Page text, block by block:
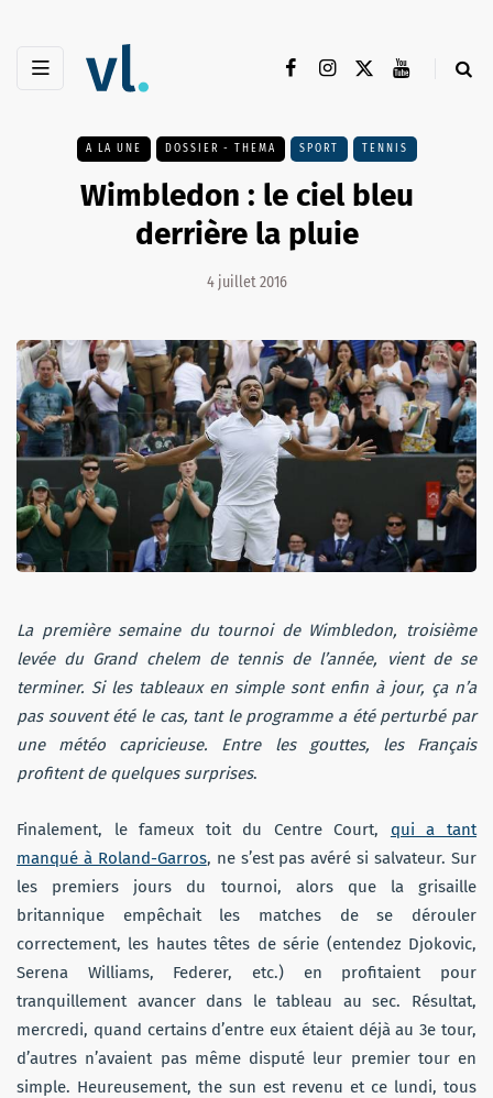
A LA UNE DOSSIER - THEMA SPORT TENNIS
Wimbledon : le ciel bleu
derrière la pluie
4 juillet 2016
La première semaine du tournoi de Wimbledon, troisième
levée du Grand chelem de tennis de l’année, vient de se
terminer. Si les tableaux en simple sont enfin à jour, ça n’a
pas souvent été le cas, tant le programme a été perturbé par
une météo capricieuse. Entre les gouttes, les Français
profitent de quelques surprises.
Finalement, le fameux toit du Centre Court, qui a tant
manqué à Roland-Garros, ne s’est pas avéré si salvateur. Sur
les premiers jours du tournoi, alors que la grisaille
britannique empêchait les matches de se dérouler
correctement, les hautes têtes de série (entendez Djokovic,
Serena Williams, Federer, etc.) en profitaient pour
tranquillement avancer dans le tableau au sec. Résultat,
mercredi, quand certains d’entre eux étaient déjà au 3e tour,
d’autres n’avaient pas même disputé leur premier tour en
simple. Heureusement, the sun est revenu et ce lundi, tous